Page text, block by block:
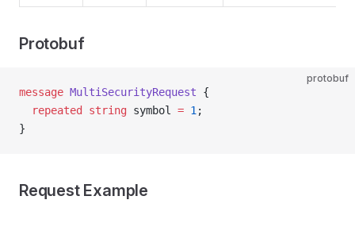
Protobuf
protobuf
message MultiSecurityRequest {
  repeated
string symbol = 1 ;
}
Request Example